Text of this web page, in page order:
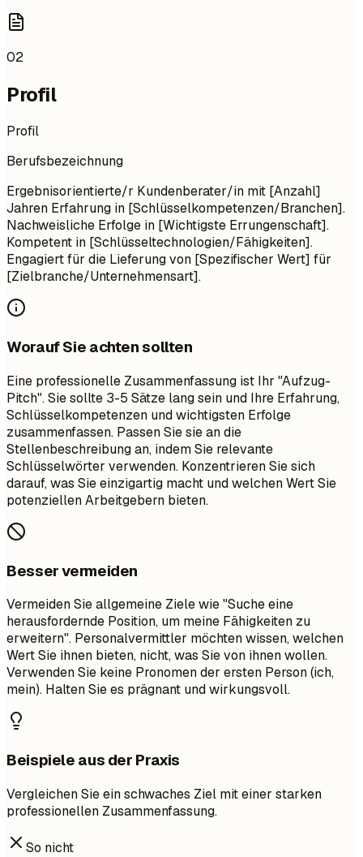
02
Profil
Profil
Berufsbezeichnung
Ergebnisorientierte/r Kundenberater/in mit [Anzahl]
Jahren Erfahrung in [Schlüsselkompetenzen/Branchen].
Nachweisliche Erfolge in [Wichtigste Errungenschaft].
Kompetent in [Schlüsseltechnologien/Fähigkeiten].
Engagiert für die Lieferung von [Spezifischer Wert] für
[Zielbranche/Unternehmensart].
Worauf Sie achten sollten
Eine professionelle Zusammenfassung ist Ihr "Aufzug-
Pitch". Sie sollte 3-5 Sätze lang sein und Ihre Erfahrung,
Schlüsselkompetenzen und wichtigsten Erfolge
zusammenfassen. Passen Sie sie an die
Stellenbeschreibung an, indem Sie relevante
Schlüsselwörter verwenden. Konzentrieren Sie sich
darauf, was Sie einzigartig macht und welchen Wert Sie
potenziellen Arbeitgebern bieten.
Besser vermeiden
Vermeiden Sie allgemeine Ziele wie "Suche eine
herausfordernde Position, um meine Fähigkeiten zu
erweitern". Personalvermittler möchten wissen, welchen
Wert Sie ihnen bieten, nicht, was Sie von ihnen wollen.
Verwenden Sie keine Pronomen der ersten Person (ich,
mein). Halten Sie es prägnant und wirkungsvoll.
Beispiele aus der Praxis
Vergleichen Sie ein schwaches Ziel mit einer starken
professionellen Zusammenfassung.
So nicht